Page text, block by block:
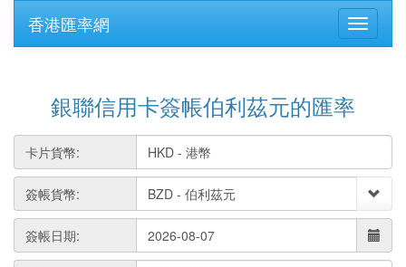
香港匯率網
銀聯信用卡簽帳伯利茲元的匯率
卡片貨幣:
簽帳貨幣:
簽帳日期: